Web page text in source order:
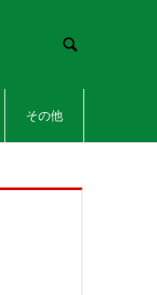

その他